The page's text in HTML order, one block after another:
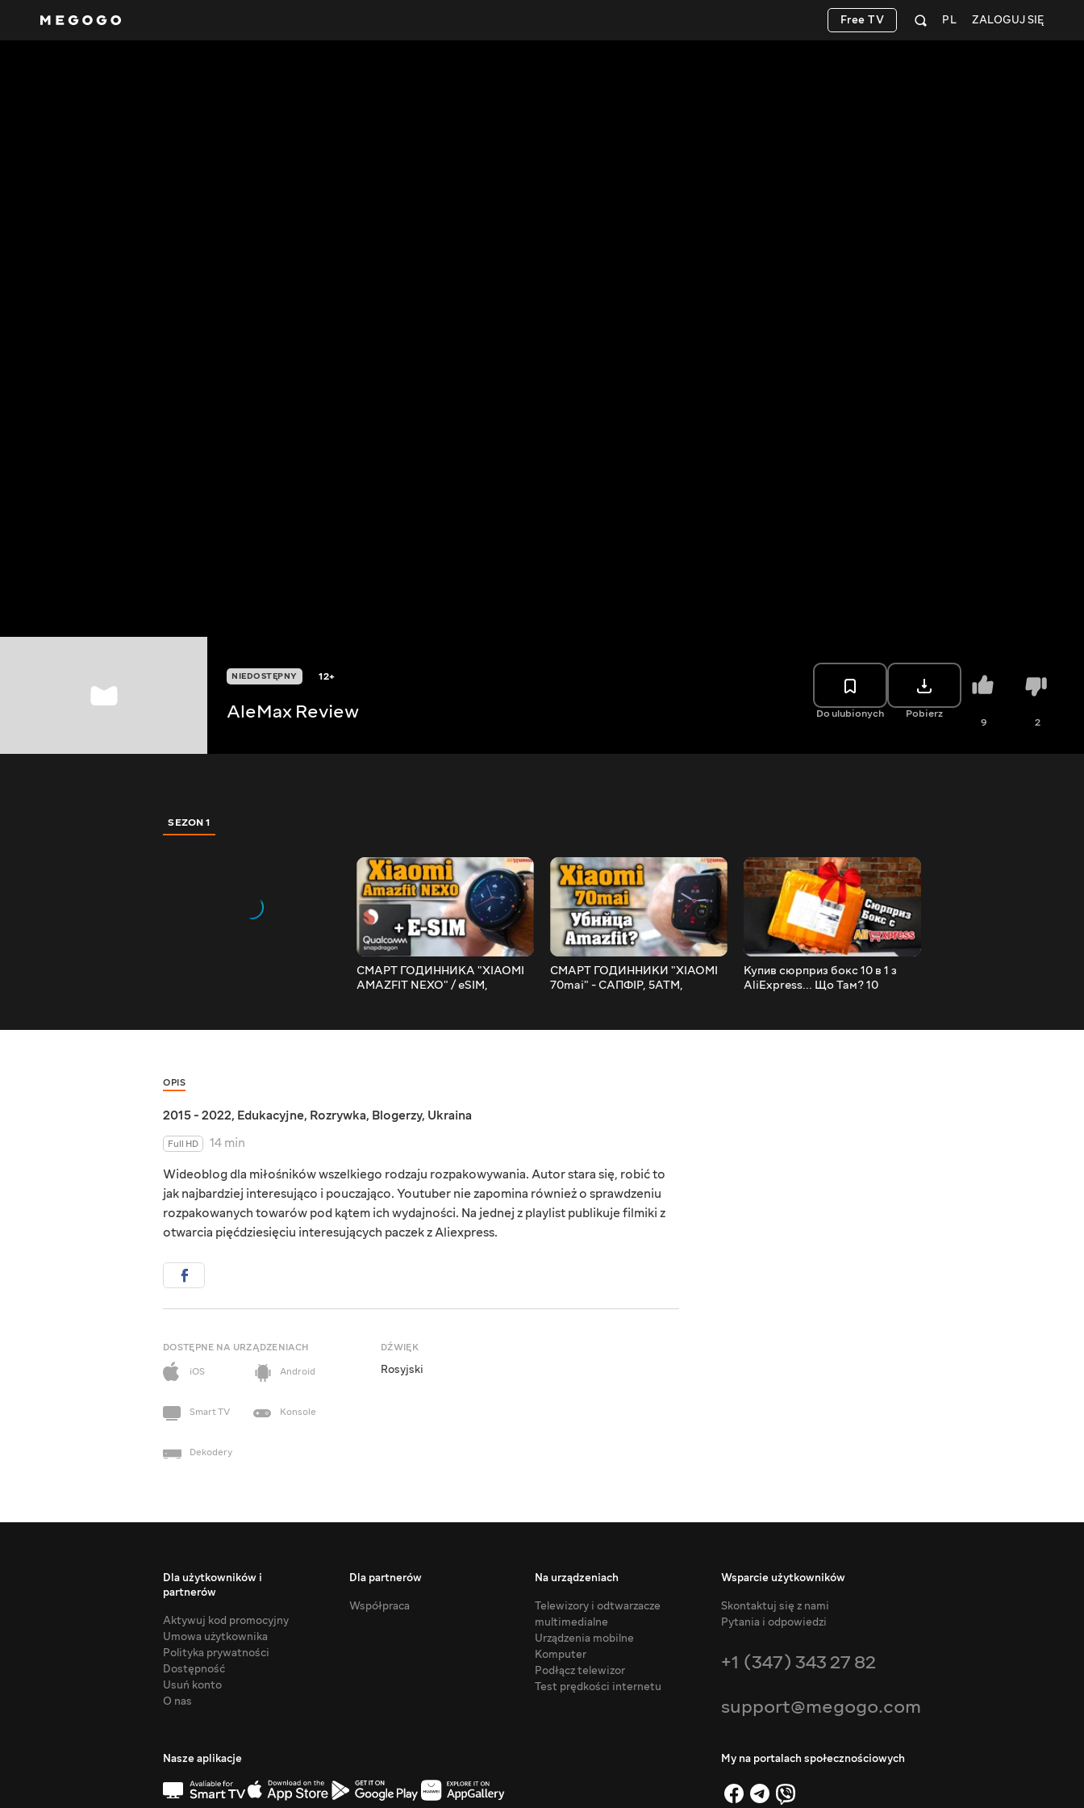
ZALOGUJ SIĘ
PL
Free TV
NIEDOSTĘPNY 12+
AleMax Review Do ulubionych Pobierz
9 2
SEZON 1
СМАРТ ГОДИННИКА "XIAOMI
AMAZFIT NEXO" / eSIM,
СМАРТ ГОДИННИКИ "XIAOMI
70mai" - САПФІР, 5ATM,
Купив сюрприз бокс 10 в 1 з
AliExpress... Що Там? 10
OPIS
2015 - 2022, Edukacyjne, Rozrywka, Blogerzy, Ukraina
Full HD
14 min
Wideoblog dla miłośników wszelkiego rodzaju rozpakowywania. Autor stara się, robić to
jak najbardziej interesująco i pouczająco. Youtuber nie zapomina również o sprawdzeniu
rozpakowanych towarów pod kątem ich wydajności. Na jednej z playlist publikuje filmiki z
otwarcia pięćdziesięciu interesujących paczek z Aliexpress.
DOSTĘPNE NA URZĄDZENIACH
iOS
Android
Smart TV Konsole
Dekodery
DŹWIĘK
Rosyjski
Dla użytkowników i
partnerów
Aktywuj kod promocyjny
Umowa użytkownika
Polityka prywatności
Dostępność
Usuń konto
O nas
Dla partnerów
Współpraca
Na urządzeniach
Telewizory i odtwarzacze
multimedialne
Urządzenia mobilne
Komputer
Podłącz telewizor
Test prędkości internetu
Wsparcie użytkowników
Skontaktuj się z nami
Pytania i odpowiedzi
+1 (347) 343 27 82
support@megogo.com
Nasze aplikacje My na portalach społecznościowych